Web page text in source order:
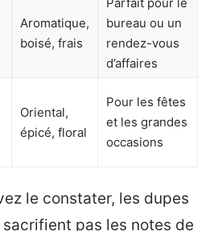
Aromatique,
boisé, frais
bureau ou un
rendez-vous
d’affaires
Oriental,
épicé, floral
Pour les fêtes
et les grandes
occasions
le constater, les dupes
pas les notes de